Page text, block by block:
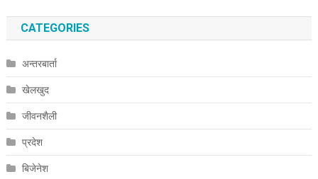
CATEGORIES
अन्तरबार्ता
खेलखुद
जीवनशैली
प्रदेश
बिजेनेश